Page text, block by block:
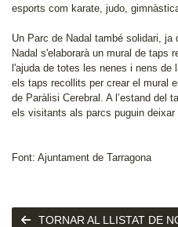
esports com karate, judo,
Un Parc de Nadal també solidari, ja
Nadal s'elaborarà un mural de taps
l'ajuda de totes les nenes i nens
els taps recollits per crear el mural
de Paràlisi Cerebral. A l’estand del
els visitants als parcs puguin
Font: Ajuntament de Tarragona
TORNAR AL LLISTAT DE